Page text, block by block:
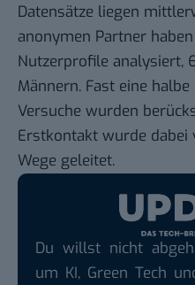
Datensätze liegen
anonymen Partner
Nutzerprofile analysiert,
Männern. Fast eine
Versuche wurden
Erstkontakt wurde dabei
Wege geleitet.
Du willst nicht
um KI, Green Tech